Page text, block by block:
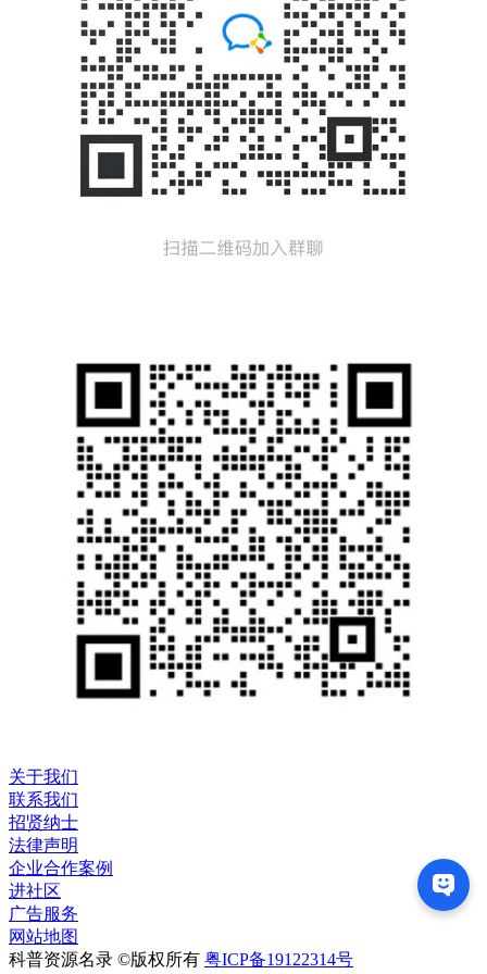
关于我们
联系我们
招贤纳士
法律声明
企业合作案例
进社区
广告服务
网站地图
科普资源名录 ©版权所有 粤ICP备19122314号